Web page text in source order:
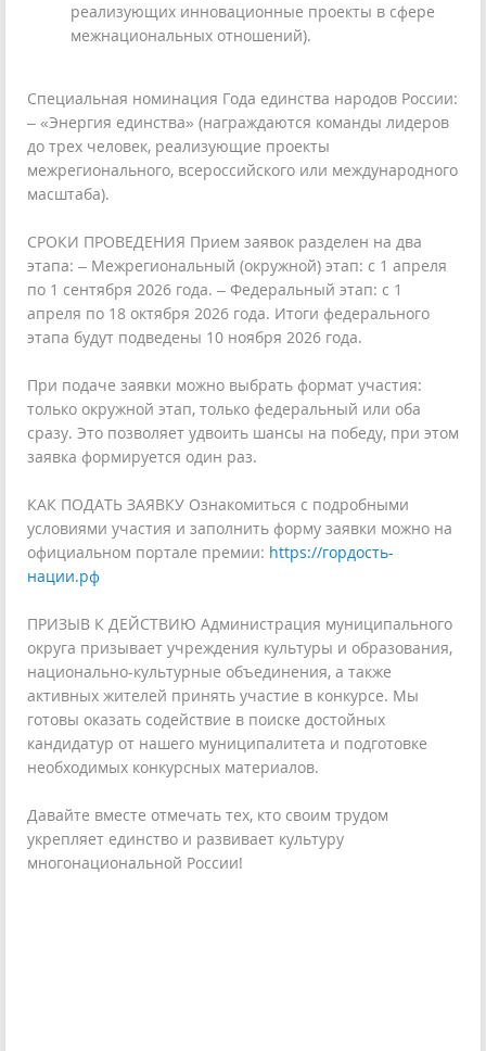
реализующих инновационные проекты в сфере
межнациональных отношений).
Специальная номинация Года единства народов России:
– «Энергия единства» (награждаются команды лидеров
до трех человек, реализующие проекты
межрегионального, всероссийского или международного
масштаба).
СРОКИ ПРОВЕДЕНИЯ Прием заявок разделен на два
этапа: – Межрегиональный (окружной) этап: с 1 апреля
по 1 сентября 2026 года. – Федеральный этап: с 1
апреля по 18 октября 2026 года. Итоги федерального
этапа будут подведены 10 ноября 2026 года.
При подаче заявки можно выбрать формат участия:
только окружной этап, только федеральный или оба
сразу. Это позволяет удвоить шансы на победу, при этом
заявка формируется один раз.
КАК ПОДАТЬ ЗАЯВКУ Ознакомиться с подробными
условиями участия и заполнить форму заявки можно на
официальном портале премии: https://гордость-
нации.рф
ПРИЗЫВ К ДЕЙСТВИЮ Администрация муниципального
округа призывает учреждения культуры и образования,
национально-культурные объединения, а также
активных жителей принять участие в конкурсе. Мы
готовы оказать содействие в поиске достойных
кандидатур от нашего муниципалитета и подготовке
необходимых конкурсных материалов.
Давайте вместе отмечать тех, кто своим трудом
укрепляет единство и развивает культуру
многонациональной России!